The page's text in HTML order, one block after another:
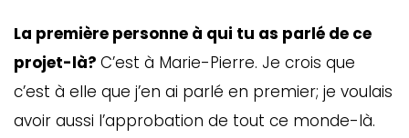
La première personne à qui tu as parlé de ce
projet-là? C’est à Marie-Pierre. Je crois que
c’est à elle que j’en ai parlé en premier; je voulais
avoir aussi l’approbation de tout ce monde-là.